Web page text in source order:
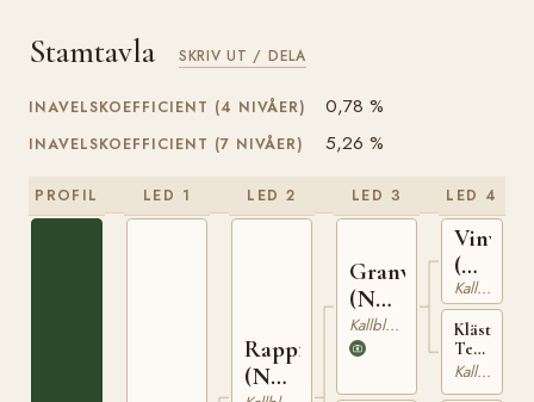
Stamtavla SKRIV UT / DELA
INAVELSKOEFFICIENT (4 NIVÅER) 0,78 %
INAVELSKOEFFICIENT (7 NIVÅER) 5,26 %
PROFIL LED 1 LED 2
Rappfot
(NO)
LED 3
Granvar
(NO)
NT
52
Kallblodig Travare
LED 4
Vinvar
(NO)
T-
230
Kallblodig Travare
Klästad
Terna
(NO)Kallblodig Travare